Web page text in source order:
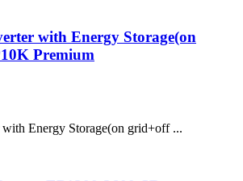
with Energy Storage(on
Premium
with Energy Storage(on grid+off ...